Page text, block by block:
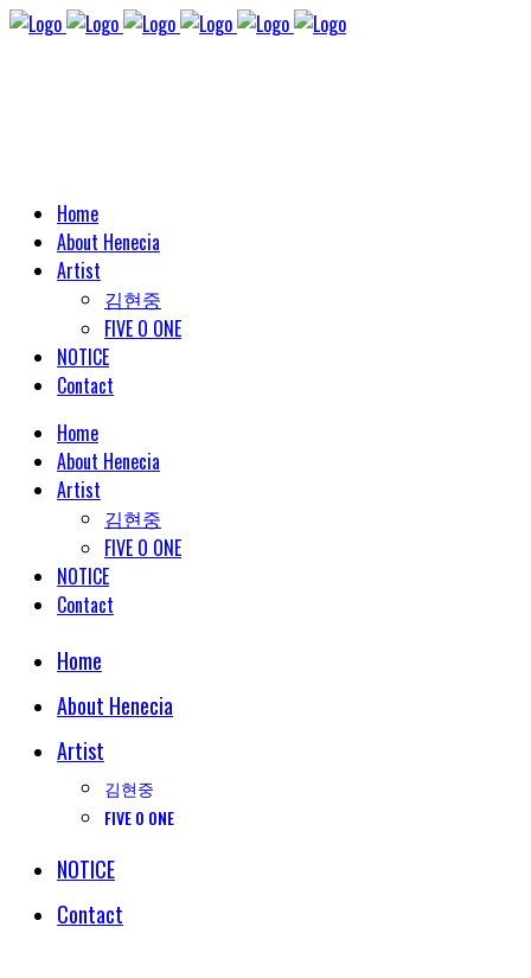
Home
About Henecia
Artist
김현중
FIVE O ONE
NOTICE
Contact
Home
About Henecia
Artist
김현중
FIVE O ONE
NOTICE
Contact
Home
About Henecia
Artist
김현중
FIVE O ONE
NOTICE
Contact